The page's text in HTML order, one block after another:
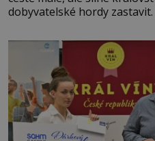
dobyvatelské hordy
král. Nebo že by ne?
podél Kaspického a